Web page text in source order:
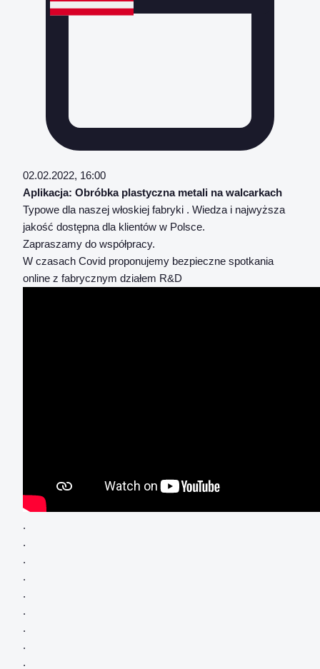
02.02.2022, 16:00
Aplikacja: Obróbka plastyczna metali na walcarkach
Typowe dla naszej włoskiej fabryki . Wiedza i najwyższa
jakość dostępna dla klientów w Polsce.
Zapraszamy do współpracy.
W czasach Covid proponujemy bezpieczne spotkania
online z fabrycznym działem R&D
.
.
.
.
.
.
.
.
.